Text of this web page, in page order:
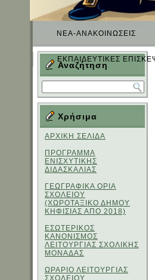
ΝΈΑ-ΑΝΑΚΟΙΝΏΣΕΙΣ
ΕΚΠΑΙΔΕΥΤΙΚΈΣ
Αναζήτηση
Χρήσιμα
ΑΡΧΙΚΗ ΣΕΛΙΔΑ
ΠΡΟΓΡΑΜΜΑ
ΕΝΙΣΧΥΤΙΚΗΣ
ΔΙΔΑΣΚΑΛΙΑΣ
ΓΕΩΓΡΑΦΙΚΑ ΟΡΙΑ
ΣΧΟΛΕΙΟΥ
(ΧΩΡΟΤΑΞΙΚΟ ΔΗΜΟΥ
ΚΗΦΙΣΙΑΣ ΑΠΟ 2018)
ΕΣΩΤΕΡΙΚΟΣ
ΚΑΝΟΝΙΣΜΟΣ
ΛΕΙΤΟΥΡΓΙΑΣ ΣΧΟΛΙΚΗΣ
ΜΟΝΑΔΑΣ
ΩΡΑΡΙΟ ΛΕΙΤΟΥΡΓΙΑΣ
ΣΧΟΛΕΙΟΥ